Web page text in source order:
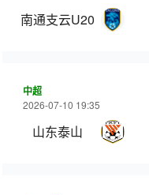
南通支云U20
中超
2026-07-10 19:35
山东泰山